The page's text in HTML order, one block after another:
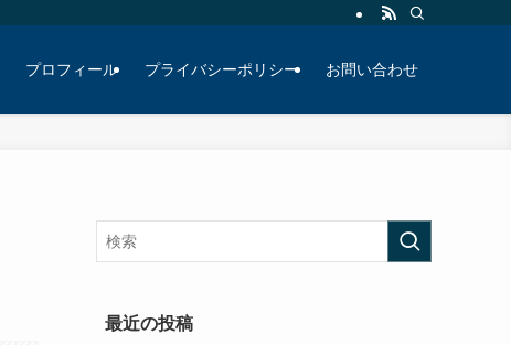
プロフィール プライバシーポリシー お問い合わせ
最近の投稿